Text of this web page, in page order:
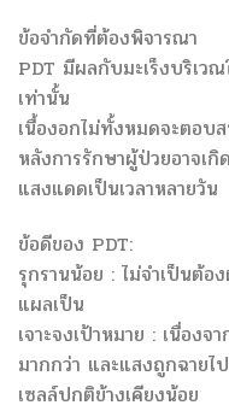
ข้อจำกัดที่ต้องพิจารณา
PDT มีผลกับมะเร็งบริเว
เท่านั้น
เนื้องอกไม่ทั้งหมดจะตอบ
หลังการรักษาผู้ป่วยอาจเกิ
แสงแดดเป็นเวลาหลายวัน
ข้อดีของ PDT:
รุกรานน้อย : ไม่จำเป็นต้
แผลเป็น
เจาะจงเป้าหมาย : เนื่องจ
มากกว่า และแสงถูกฉายไ
เซลล์ปกติข้างเคียงน้อย